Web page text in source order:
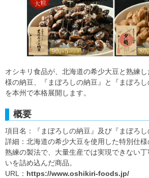
オシキリ食品が、北海道の希少大豆と熟練
様の納豆、『まぼろしの納豆』と『まぼろ
を本州で本格展開します。
概要
項目名：『まぼろしの納豆』及び『まぼろし
詳細：北海道の希少大豆を使用した特別仕
熟練の製法で、大量生産では実現できない
いを詰め込んだ商品。
URL： https://www.oshikiri-foods.jp/